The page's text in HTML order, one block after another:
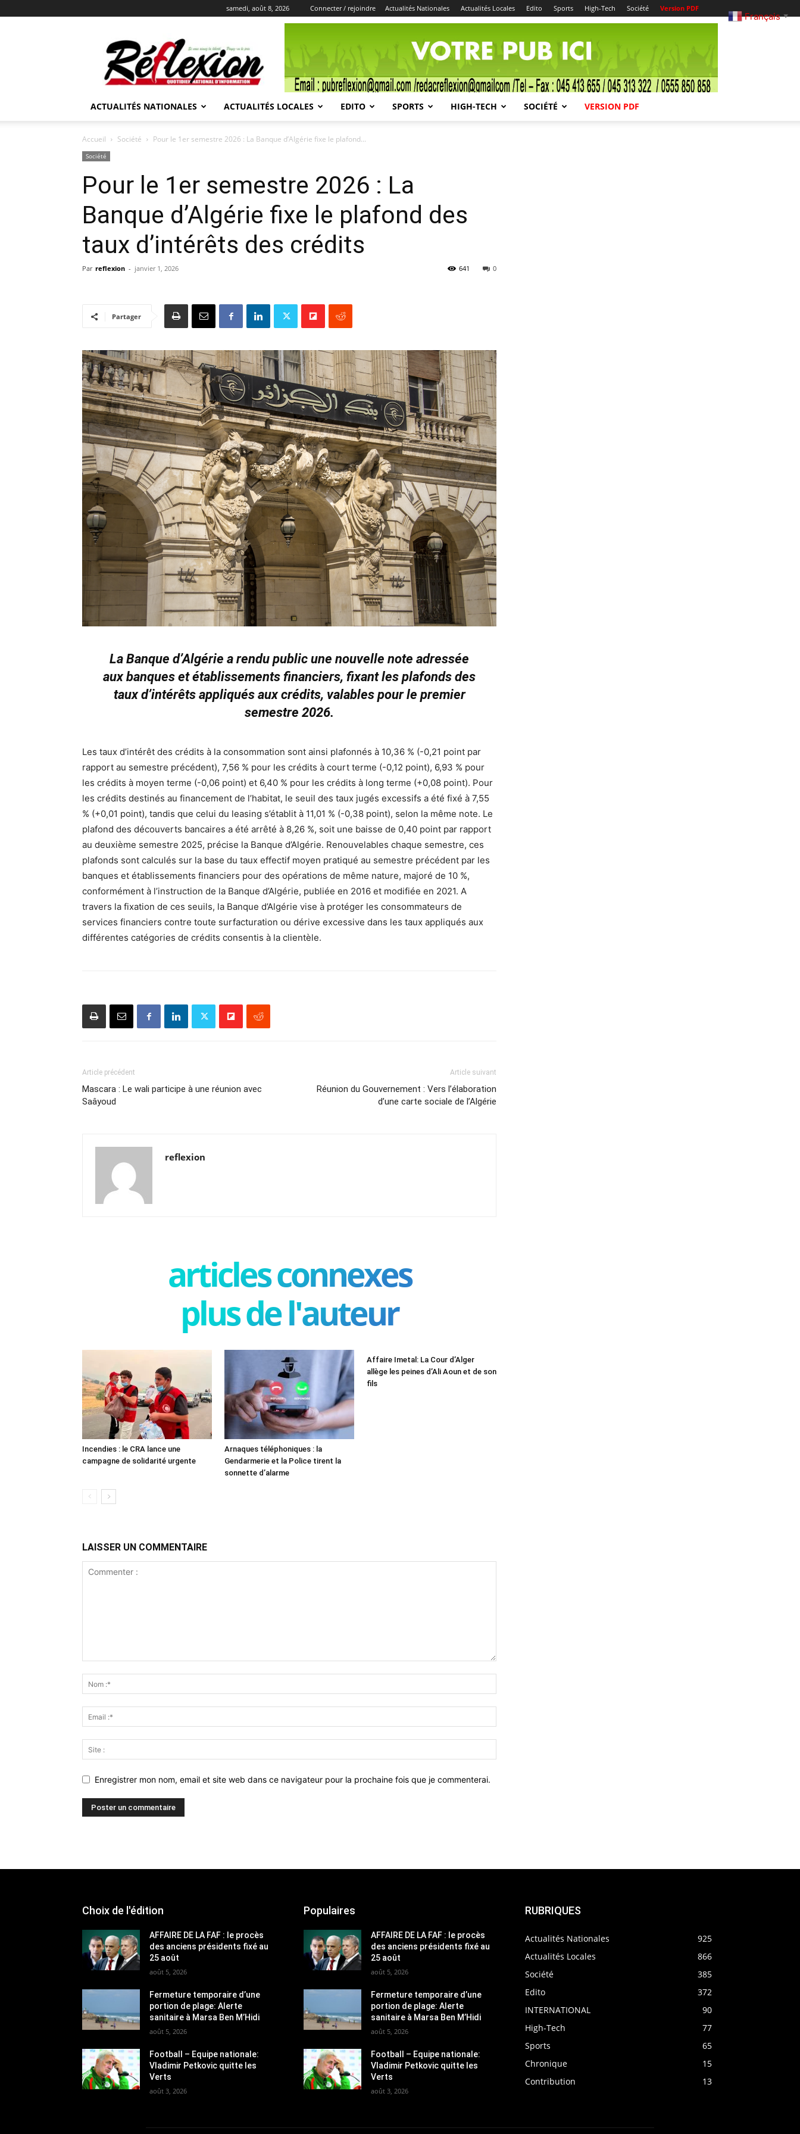
samedi, août 8, 2026 Connecter / rejoindre Actualités Nationales Actualités Locales Edito Sports High-Tech Société Version PDF
REFLEXION
ACTUALITÉS NATIONALES ACTUALITÉS LOCALES EDITO SPORTS HIGH-TECH SOCIÉTÉ VERSION PDF
Accueil Société Pour le 1er semestre 2026 : La Banque d’Algérie fixe le plafond...
Société
Pour le 1er semestre 2026 : La
Banque d’Algérie fixe le plafond des
taux d’intérêts des crédits
Par reflexion - janvier 1, 2026 0
641
Partager
La Banque d’Algérie a rendu public une nouvelle note adressée
aux banques et établissements financiers, fixant les plafonds des
taux d’intérêts appliqués aux crédits, valables pour le premier
semestre 2026.
Les taux d’intérêt des crédits à la consommation sont ainsi plafonnés à 10,36 % (-0,21 point par
rapport au semestre précédent), 7,56 % pour les crédits à court terme (-0,12 point), 6,93 % pour
les crédits à moyen terme (-0,06 point) et 6,40 % pour les crédits à long terme (+0,08 point). Pour
les crédits destinés au financement de l’habitat, le seuil des taux jugés excessifs a été fixé à 7,55
% (+0,01 point), tandis que celui du leasing s’établit à 11,01 % (-0,38 point), selon la même note. Le
plafond des découverts bancaires a été arrêté à 8,26 %, soit une baisse de 0,40 point par rapport
au deuxième semestre 2025, précise la Banque d’Algérie. Renouvelables chaque semestre, ces
plafonds sont calculés sur la base du taux effectif moyen pratiqué au semestre précédent par les
banques et établissements financiers pour des opérations de même nature, majoré de 10 %,
conformément à l’instruction de la Banque d’Algérie, publiée en 2016 et modifiée en 2021. A
travers la fixation de ces seuils, la Banque d’Algérie vise à protéger les consommateurs de
services financiers contre toute surfacturation ou dérive excessive dans les taux appliqués aux
différentes catégories de crédits consentis à la clientèle.
Article précédent
Mascara : Le wali participe à une réunion avec
Saâyoud
Article suivant
Réunion du Gouvernement : Vers l’élaboration
d’une carte sociale de l’Algérie
reflexion
articles connexes
plus de l'auteur
Incendies : le CRA lance une
campagne de solidarité urgente
Arnaques téléphoniques : la
Gendarmerie et la Police tirent la
sonnette d’alarme
Affaire Imetal: La Cour d’Alger
allège les peines d’Ali Aoun et de son
fils
LAISSER UN COMMENTAIRE
Enregistrer mon nom, email et site web dans ce navigateur pour la prochaine fois que je commenterai.
Choix de l'édition
AFFAIRE DE LA FAF : le procès
des anciens présidents fixé au
25 août
août 5, 2026
Fermeture temporaire d’une
portion de plage: Alerte
sanitaire à Marsa Ben M’Hidi
août 5, 2026
Football – Equipe nationale:
Vladimir Petkovic quitte les
Verts
août 3, 2026
Populaires
AFFAIRE DE LA FAF : le procès
des anciens présidents fixé au
25 août
août 5, 2026
Fermeture temporaire d’une
portion de plage: Alerte
sanitaire à Marsa Ben M’Hidi
août 5, 2026
Football – Equipe nationale:
Vladimir Petkovic quitte les
Verts
août 3, 2026
RUBRIQUES
Actualités Nationales
925
Actualités Locales
866
Société
385
Edito
372
INTERNATIONAL
90
High-Tech
77
Sports
65
Chronique
15
Contribution
13
Français ▼